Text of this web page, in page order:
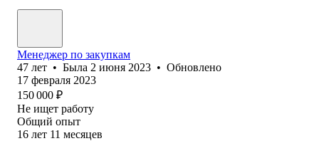
Менеджер по закупкам
47 лет • Была 2 июня 2023 • Обновлено
17 февраля 2023
150 000 ₽
Не ищет работу
Общий опыт
16 лет 11 месяцев